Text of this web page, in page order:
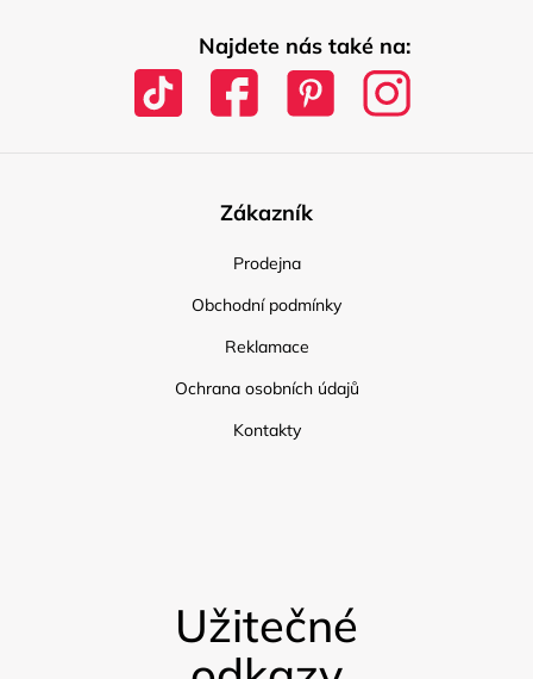
Najdete nás také na:
Zákazník
Prodejna
Obchodní podmínky
Reklamace
Ochrana osobních údajů
Kontakty
Užitečné